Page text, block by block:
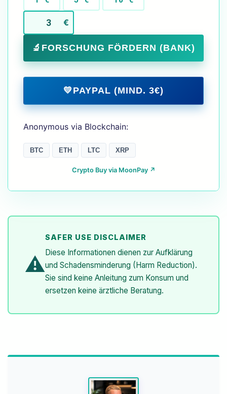
€
🔬 FORSCHUNG FÖRDERN (BANK)
💛PAYPAL (MIND. 3€)
Anonymous via Blockchain:
BTC ETH LTC XRP
Crypto Buy via MoonPay ↗
⚠️
SAFER USE DISCLAIMER
Diese Informationen dienen zur Aufklärung
und Schadensminderung (Harm Reduction).
Sie sind keine Anleitung zum Konsum und
ersetzen keine ärztliche Beratung.